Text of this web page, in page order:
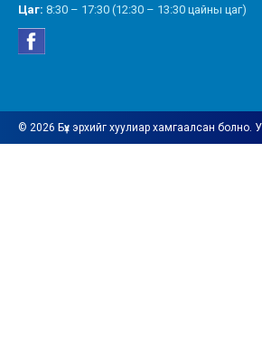
Цаг: 8:30 – 17:30 (12:30 – 13:30 цайны цаг)
© 2026 Бүх эрхийг хуулиар хамгаалсан